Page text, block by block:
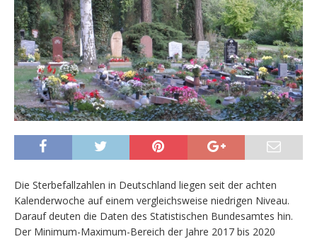
Die Sterbefallzahlen in Deutschland liegen seit der achten
Kalenderwoche auf einem vergleichsweise niedrigen Niveau.
Darauf deuten die Daten des Statistischen Bundesamtes hin.
Der Minimum-Maximum-Bereich der Jahre 2017 bis 2020